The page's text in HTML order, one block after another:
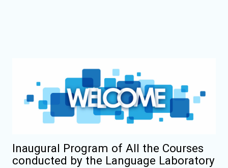
Inaugural Program of All the Courses
conducted by the Language Laboratory